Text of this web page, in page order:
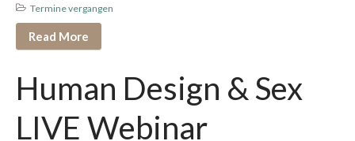
Dein Bereich
Termine vergangen
Read More
Human Design & Sex
LIVE Webinar